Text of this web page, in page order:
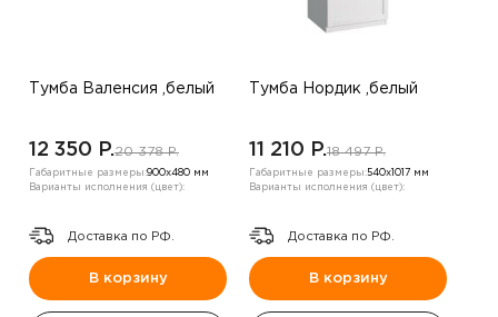
Тумба Валенсия ,белый
12 350 P.20 378 P.
Габаритные размеры:900х480 мм
Варианты исполнения (цвет):
Доставка по РФ.
В корзину
Тумба Нордик ,белый
11 210 P.18 497 P.
Габаритные размеры:540х1017 мм
Варианты исполнения (цвет):
Доставка по РФ.
В корзину